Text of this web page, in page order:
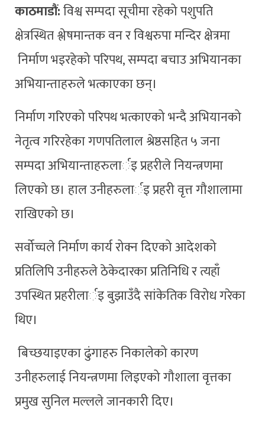
काठमाडौं:विश्व सम्पदा सूचीमा रहेको पशुपति
क्षेत्रस्थित श्लेषमान्तक वन र विश्वरुपा मन्दिर क्षेत्रमा
निर्माण भइरहेको परिपथ, सम्पदा बचाउ अभियानका
अभियान्ताहरुले भत्काएका छन्।
निर्माण गरिएको परिपथ भत्काएको भन्दै अभियानको
नेतृत्व गरिरहेका गणपतिलाल श्रेष्ठसहित ५ जना
सम्पदा अभियान्ताहरुलार्इ प्रहरीले नियन्त्रणमा
लिएको छ। हाल उनीहरुलार्इ प्रहरी वृत्त गौशालामा
राखिएको छ।
सर्वोच्चले निर्माण कार्य रोक्न दिएको आदेशको
प्रतिलिपि उनीहरुले ठेकेदारका प्रतिनिधि र त्यहाँ
उपस्थित प्रहरीलार्इ बुझाउँदै सांकेतिक विरोध गरेका
थिए।
बिच्छयाइएका ढुंगाहरु निकालेको कारण
उनीहरुलाई नियन्त्रणमा लिइएको गौशाला वृत्तका
प्रमुख सुनिल मल्लले जानकारी दिए।